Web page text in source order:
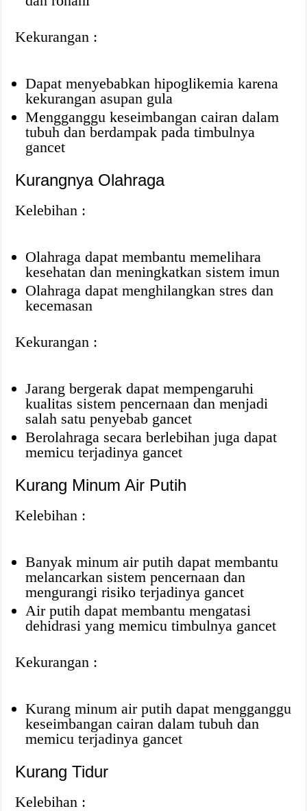
Kekurangan :
Dapat menyebabkan hipoglikemia karena
kekurangan asupan gula
Mengganggu keseimbangan cairan dalam
tubuh dan berdampak pada timbulnya
gancet
Kurangnya Olahraga
Kelebihan :
Olahraga dapat membantu memelihara
kesehatan dan meningkatkan sistem imun
Olahraga dapat menghilangkan stres dan
kecemasan
Kekurangan :
Jarang bergerak dapat mempengaruhi
kualitas sistem pencernaan dan menjadi
salah satu penyebab gancet
Berolahraga secara berlebihan juga dapat
memicu terjadinya gancet
Kurang Minum Air Putih
Kelebihan :
Banyak minum air putih dapat membantu
melancarkan sistem pencernaan dan
mengurangi risiko terjadinya gancet
Air putih dapat membantu mengatasi
dehidrasi yang memicu timbulnya gancet
Kekurangan :
Kurang minum air putih dapat mengganggu
keseimbangan cairan dalam tubuh dan
memicu terjadinya gancet
Kurang Tidur
Kelebihan :